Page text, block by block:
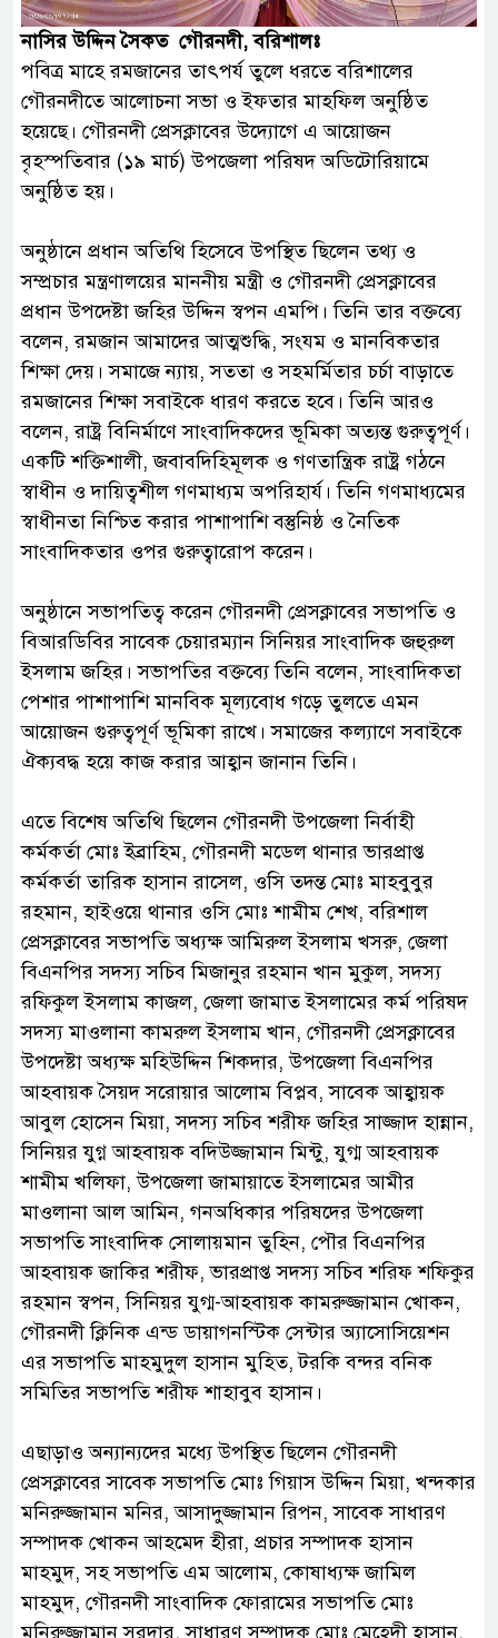
‎নাসির উদ্দিন সৈকত গৌরনদী, বরিশালঃ
‎পবিত্র মাহে রমজানের তাৎপর্য তুলে ধরতে বরিশালের
গৌরনদীতে আলোচনা সভা ও ইফতার মাহফিল অনুষ্ঠিত
হয়েছে। গৌরনদী প্রেসক্লাবের উদ্যোগে এ আয়োজন
বৃহস্পতিবার (১৯ মার্চ) উপজেলা পরিষদ অডিটোরিয়ামে
অনুষ্ঠিত হয়।
‎অনুষ্ঠানে প্রধান অতিথি হিসেবে উপস্থিত ছিলেন তথ্য ও
সম্প্রচার মন্ত্রণালয়ের মাননীয় মন্ত্রী ও গৌরনদী প্রেসক্লাবের
প্রধান উপদেষ্টা জহির উদ্দিন স্বপন এমপি। তিনি তার বক্তব্যে
বলেন, রমজান আমাদের আত্মশুদ্ধি, সংযম ও মানবিকতার
শিক্ষা দেয়। সমাজে ন্যায়, সততা ও সহমর্মিতার চর্চা বাড়াতে
রমজানের শিক্ষা সবাইকে ধারণ করতে হবে। তিনি আরও
বলেন, রাষ্ট্র বিনির্মাণে সাংবাদিকদের ভূমিকা অত্যন্ত গুরুত্বপূর্ণ।
একটি শক্তিশালী, জবাবদিহিমূলক ও গণতান্ত্রিক রাষ্ট্র গঠনে
স্বাধীন ও দায়িত্বশীল গণমাধ্যম অপরিহার্য। তিনি গণমাধ্যমের
স্বাধীনতা নিশ্চিত করার পাশাপাশি বস্তুনিষ্ঠ ও নৈতিক
সাংবাদিকতার ওপর গুরুত্বারোপ করেন।
‎অনুষ্ঠানে সভাপতিত্ব করেন গৌরনদী প্রেসক্লাবের সভাপতি ও
বিআরডিবির সাবেক চেয়ারম্যান সিনিয়র সাংবাদিক জহুরুল
ইসলাম জহির। সভাপতির বক্তব্যে তিনি বলেন, সাংবাদিকতা
পেশার পাশাপাশি মানবিক মূল্যবোধ গড়ে তুলতে এমন
আয়োজন গুরুত্বপূর্ণ ভূমিকা রাখে। সমাজের কল্যাণে সবাইকে
ঐক্যবদ্ধ হয়ে কাজ করার আহ্বান জানান তিনি।
‎এতে বিশেষ অতিথি ছিলেন গৌরনদী উপজেলা নির্বাহী
কর্মকর্তা মোঃ ইব্রাহিম, গৌরনদী মডেল থানার ভারপ্রাপ্ত
কর্মকর্তা তারিক হাসান রাসেল, ওসি তদন্ত মোঃ মাহবুবুর
রহমান, হাইওয়ে থানার ওসি মোঃ শামীম শেখ, বরিশাল
প্রেসক্লাবের সভাপতি অধ্যক্ষ আমিরুল ইসলাম খসরু, জেলা
বিএনপির সদস্য সচিব মিজানুর রহমান খান মুকুল, সদস্য
রফিকুল ইসলাম কাজল, জেলা জামাত ইসলামের কর্ম পরিষদ
সদস্য মাওলানা কামরুল ইসলাম খান, গৌরনদী প্রেসক্লাবের
উপদেষ্টা অধ্যক্ষ মহিউদ্দিন শিকদার, উপজেলা বিএনপির
আহবায়ক সৈয়দ সরোয়ার আলোম বিপ্লব, সাবেক আহ্বায়ক
আবুল হোসেন মিয়া, সদস্য সচিব শরীফ জহির সাজ্জাদ হান্নান,
সিনিয়র যুগ্ন আহবায়ক বদিউজ্জামান মিন্টু, যুগ্ম আহবায়ক
শামীম খলিফা, উপজেলা জামায়াতে ইসলামের আমীর
মাওলানা আল আমিন, গনঅধিকার পরিষদের উপজেলা
সভাপতি সাংবাদিক সোলায়মান তুহিন, পৌর বিএনপির
আহবায়ক জাকির শরীফ, ভারপ্রাপ্ত সদস্য সচিব শরিফ শফিকুর
রহমান স্বপন, সিনিয়র যুগ্ম-আহবায়ক কামরুজ্জামান খোকন,
গৌরনদী ক্লিনিক এন্ড ডায়াগনস্টিক সেন্টার অ্যাসোসিয়েশন
এর সভাপতি মাহমুদুল হাসান মুহিত, টরকি বন্দর বনিক
সমিতির সভাপতি শরীফ শাহাবুব হাসান।
‎এছাড়াও অন্যান্যদের মধ্যে উপস্থিত ছিলেন গৌরনদী
প্রেসক্লাবের সাবেক সভাপতি মোঃ গিয়াস উদ্দিন মিয়া, খন্দকার
মনিরুজ্জামান মনির, আসাদুজ্জামান রিপন, সাবেক সাধারণ
সম্পাদক খোকন আহমেদ হীরা, প্রচার সম্পাদক হাসান
মাহমুদ, সহ সভাপতি এম আলোম, কোষাধ্যক্ষ জামিল
মাহমুদ, গৌরনদী সাংবাদিক ফোরামের সভাপতি মোঃ
মনিরুজ্জামান সরদার, সাধারণ সম্পাদক মোঃ মেহেদী হাসান,